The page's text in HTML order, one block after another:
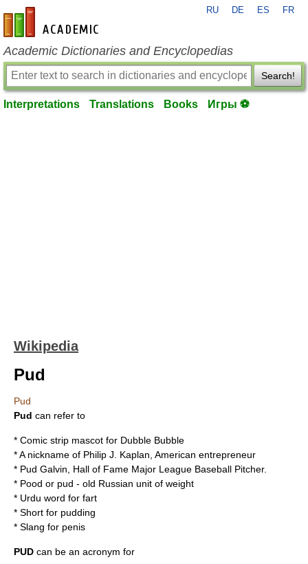
en-academic.com
RU DE ES FR
Academic Dictionaries and Encyclopedias
Search!
Interpretations Translations Books Игры ⚽
Wikipedia
Pud
Pud
Pud can refer to
* Comic strip mascot for Dubble Bubble
* A nickname of Philip J. Kaplan , American entrepreneur
* Pud Galvin , Hall of Fame Major League Baseball Pitcher.
* Pood or pud - old Russian unit of weight
* Urdu word for fart
* Short for pudding
* Slang for penis
PUD can be an acronym for